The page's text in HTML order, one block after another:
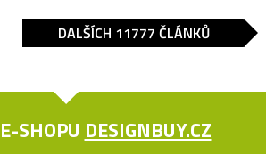
DALŠÍCH 11777 ČLÁNKŮ
SHOPU DESIGNBUY.CZ